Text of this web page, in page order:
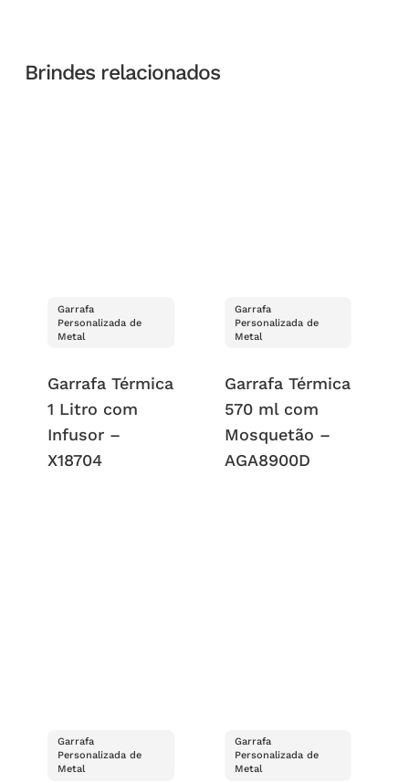
Brindes relacionados
Garrafa
Personalizada de
Metal
Garrafa Térmica
1 Litro com
Infusor –
X18704
Garrafa
Personalizada de
Metal
Garrafa Térmica
570 ml com
Mosquetão –
AGA8900D
Garrafa
Personalizada de
Metal
Garrafa
Personalizada de
Metal